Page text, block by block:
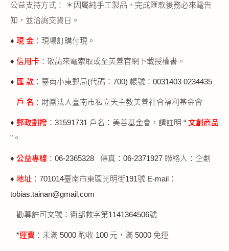
公益支持方式： ＊因屬純手工製品，完成匯款後務必來電告
知，並洽詢交貨日。
♦ 現 金 ：現場訂購付現。
♦ 信用卡 ：敬請來電索取或至美善官網下載授權書。
♦ 匯 款 ：臺南小東郵局(代碼：700) 帳號：0031403 0234435
戶 名 ：財團法人臺南市私立天主教美善社會福利基金會
♦ 郵政劃撥 ：31591731 戶名：美善基金會，請註明 “ 文創商品
”。
♦ 公益專線 ：06-2365328 傳真：06-2371927 聯絡人：企劃
♦ 地址 ：701014臺南市東區光明街191號 E-mail：
tobias.tainan@gmail.com
勸募許可文號：衛部救字第1141364506號
*運費 ：未滿 5000 酌收 100 元，滿 5000 免運